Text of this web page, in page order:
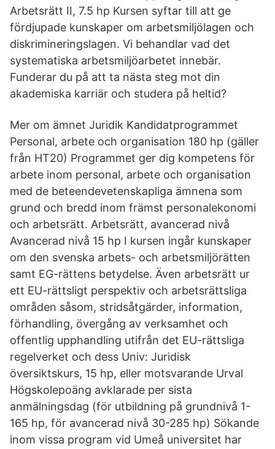
Arbetsrätt II, 7.5 hp Kursen syftar till att ge
fördjupade kunskaper om arbetsmiljölagen och
diskrimineringslagen. Vi behandlar vad det
systematiska arbetsmiljöarbetet innebär.
Funderar du på att ta nästa steg mot din
akademiska karriär och studera på heltid?
Mer om ämnet Juridik Kandidatprogrammet
Personal, arbete och organisation 180 hp (gäller
från HT20) Programmet ger dig kompetens för
arbete inom personal, arbete och organisation
med de beteendevetenskapliga ämnena som
grund och bredd inom främst personalekonomi
och arbetsrätt. Arbetsrätt, avancerad nivå
Avancerad nivå 15 hp I kursen ingår kunskaper
om den svenska arbets- och arbetsmiljörätten
samt EG-rättens betydelse. Även arbetsrätt ur
ett EU-rättsligt perspektiv och arbetsrättsliga
områden såsom, stridsåtgärder, information,
förhandling, övergång av verksamhet och
offentlig upphandling utifrån det EU-rättsliga
regelverket och dess Univ: Juridisk
översiktskurs, 15 hp, eller motsvarande Urval
Högskolepoäng avklarade per sista
anmälningsdag (för utbildning på grundnivå 1-
165 hp, för avancerad nivå 30-285 hp) Sökande
inom vissa program vid Umeå universitet har